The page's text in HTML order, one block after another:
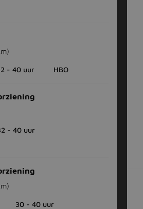
- 40 uur HBO
- 40 uur
30 - 40 uur